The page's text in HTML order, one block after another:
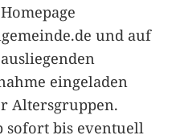
und auf
eingeladen
Altersgruppen.
sofort bis eventuell